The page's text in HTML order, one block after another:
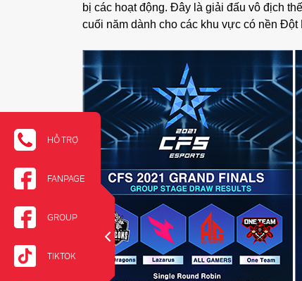
HỖ TRỢ
FANPAGE
GROUP
TIKTOK
bị các hoạt động. Đây là giải đấu vô địch
cuối năm dành cho các khu vực có nền Đột